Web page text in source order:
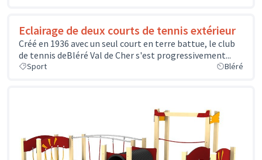
Eclairage de deux courts de tennis extérieur
Créé en 1936 avec un seul court en terre battue, le club
de tennis deBléré Val de Cher s'est progressivement...
Sport Bléré